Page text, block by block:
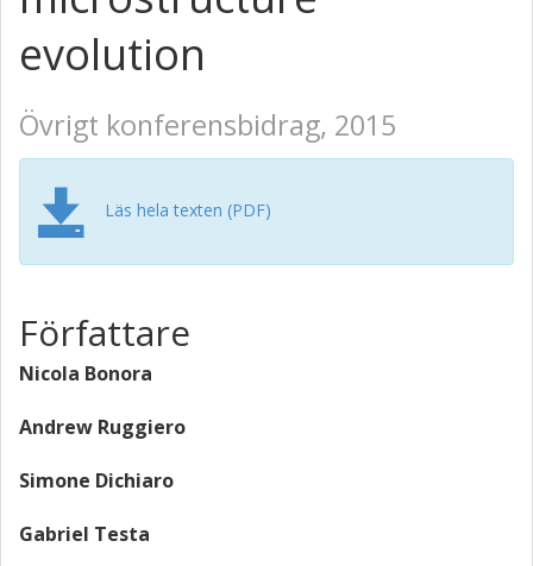
evolution
Övrigt konferensbidrag, 2015
Läs hela texten (PDF)
Författare
Nicola Bonora
Andrew Ruggiero
Simone Dichiaro
Gabriel Testa